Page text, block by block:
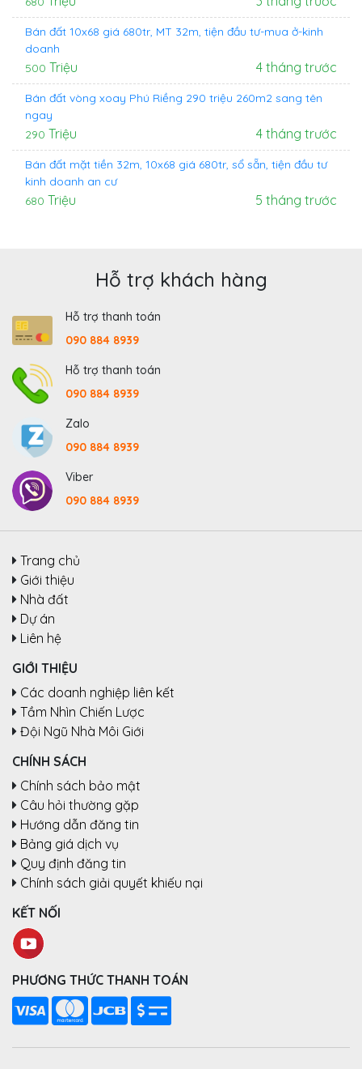
Bán đất 10x68 giá 680tr, MT 32m, tiện đầu tư-mua ở-kinh
doanh
500 Triệu 4 tháng trước
Bán đất vòng xoay Phú Riềng 290 triệu 260m2 sang tên
ngay
290 Triệu 4 tháng trước
Bán đất mặt tiền 32m, 10x68 giá 680tr, sổ sẵn, tiện đầu tư
kinh doanh an cư
680 Triệu 5 tháng trước
Hỗ trợ khách hàng
Hỗ trợ thanh toán
090 884 8939
Hỗ trợ thanh toán
090 884 8939
Zalo
090 884 8939
Viber
090 884 8939
Trang chủ
Giới thiệu
Nhà đất
Dự án
Liên hệ
GIỚI THIỆU
Các doanh nghiệp liên kết
Tầm Nhìn Chiến Lược
Đội Ngũ Nhà Môi Giới
CHÍNH SÁCH
Chính sách bảo mật
Câu hỏi thường gặp
Hướng dẫn đăng tin
Bảng giá dịch vụ
Quy định đăng tin
Chính sách giải quyết khiếu nại
KẾT NỐI
PHƯƠNG THỨC THANH TOÁN